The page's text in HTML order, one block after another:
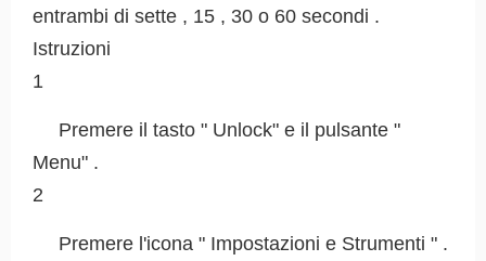
entrambi di sette , 15 , 30 o 60 secondi .
Istruzioni
1
Premere il tasto " Unlock" e il pulsante "
Menu" .
2
Premere l'icona " Impostazioni e Strumenti " .